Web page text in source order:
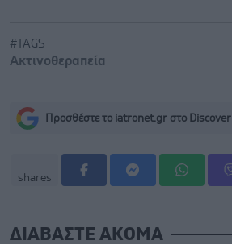
#TAGS
Ακτινοθεραπεία
Προσθέστε το iatronet.gr στο Discover
shares
ΔΙΑΒΑΣΤΕ ΑΚΟΜΑ